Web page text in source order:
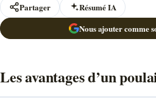
Partager
Résumé IA
Nous ajouter comme
Les avantages d’un